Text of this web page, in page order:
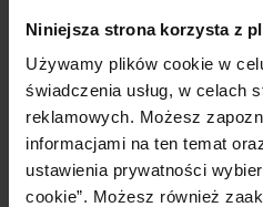
Niniejsza strona korzysta z
Używamy plików cookie w
świadczenia usług, w celach
reklamowych. Możesz
informacjami na ten temat
ustawienia prywatności
cookie”. Możesz również
Skład
Opinie